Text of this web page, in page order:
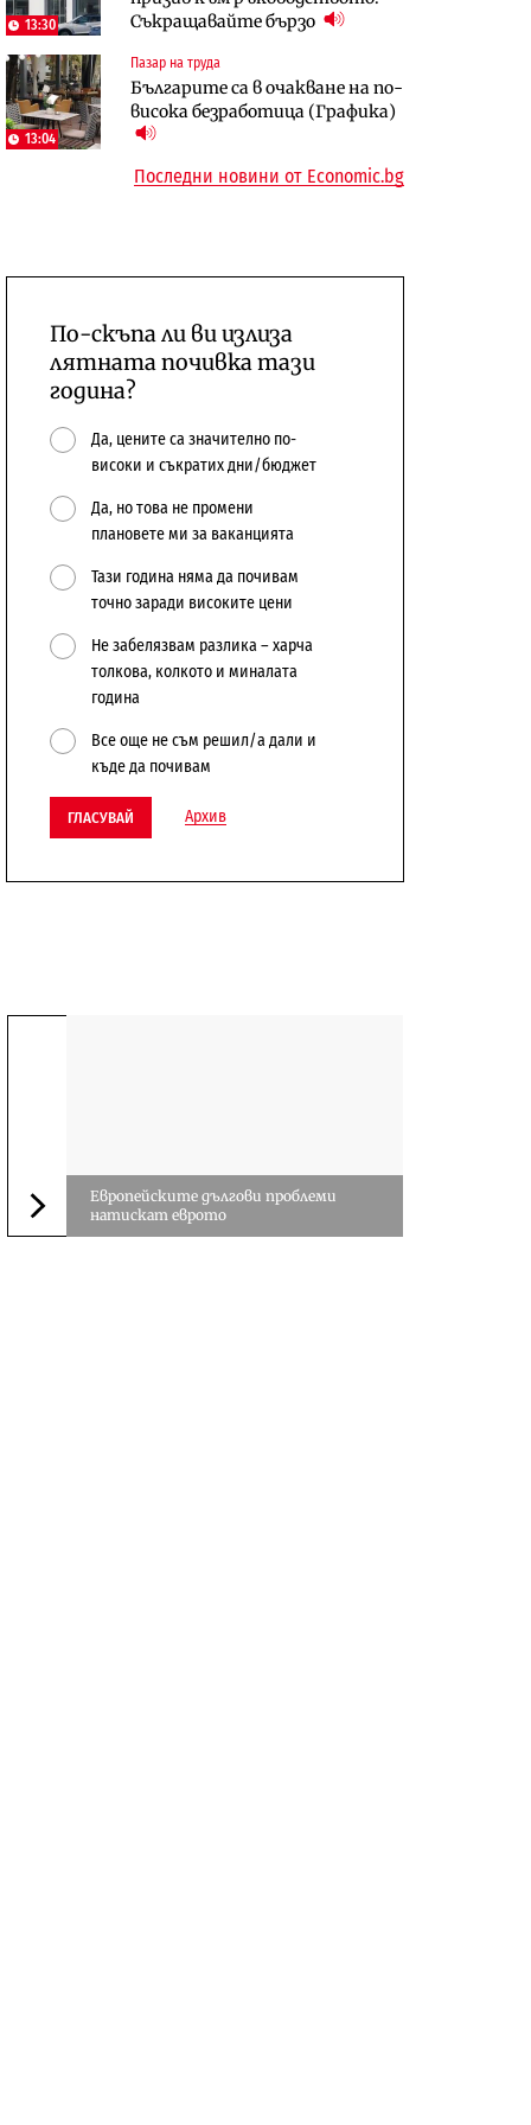
13:30
Съкращавайте бързо
13:04
Пазар на труда
Българите са в очакване на по-
висока безработица (Графика)
откажат напълно от Google
Компании
„Ендуросат“ ще строи огромен
космически и отбранителен
център в Доброславци
10:12
Енергетика
Държавният ТЕЦ „Марица
изток 2“ работи с 5 блока
Последни новини от Economic.bg
По-скъпа ли ви излиза
лятната почивка тази
година?
Да, цените са значително по-
високи и съкратих дни/бюджет
Да, но това не промени
плановете ми за ваканцията
Тази година няма да почивам
точно заради високите цени
Не забелязвам разлика – харча
толкова, колкото и миналата
година
Все още не съм решил/а дали и
къде да почивам
ГЛАСУВАЙ Архив
Следваща новина
Европейските дългови проблеми
натискат еврото